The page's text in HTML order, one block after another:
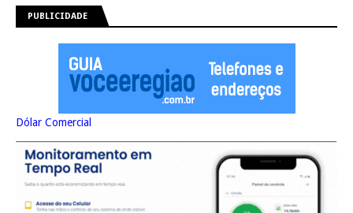
PUBLICIDADE
Dólar Comercial